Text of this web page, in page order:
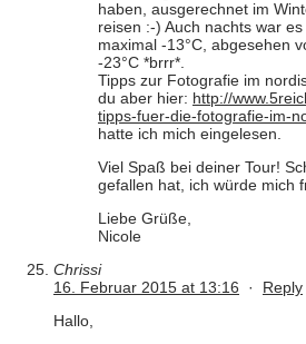
haben, ausgerechnet im
reisen :-) Auch nachts war
maximal -13°C, abgesehen
-23°C *brrr*.
Tipps zur Fotografie im
du aber hier: http://
tipps-fuer-die-fotografie-im-
hatte ich mich eingelesen.
Viel Spaß bei deiner Tour!
gefallen hat, ich würde mich
Liebe Grüße,
Nicole
Chrissi
16. Februar 2015 at 13:16 · Reply
Hallo,